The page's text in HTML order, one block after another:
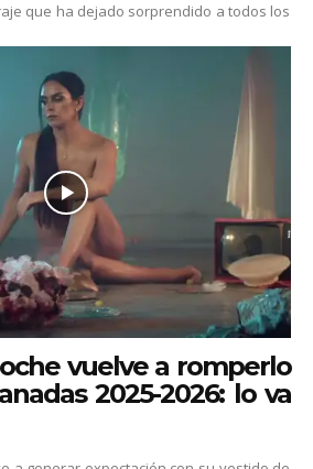
que ha dejado sorprendido a todos los
vuelve a romperlo
2025-2026: lo va